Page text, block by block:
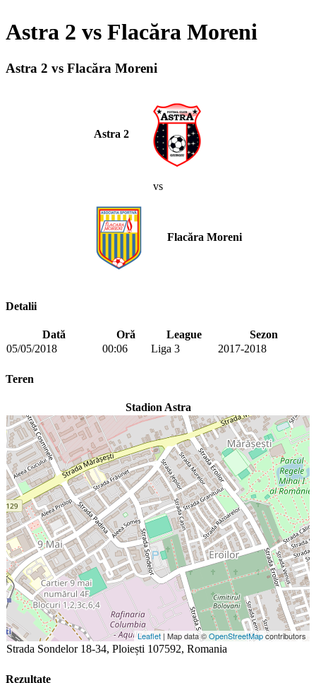
Astra 2 vs Flacăra Moreni
Astra 2 vs Flacăra Moreni
Astra 2
vs
Flacăra Moreni
Detalii
Dată Oră League
Sezon
05/05/2018
00:06 Liga 3 2017-2018
Teren
Stadion Astra
Leaflet | Map data ©OpenStreetMapcontributors
Strada Sondelor 18-34, Ploiești 107592, Romania
Rezultate